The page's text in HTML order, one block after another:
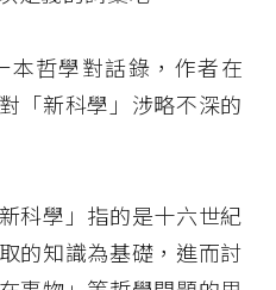
本哲學對話錄，作者在
「新科學」涉略不深的
科學」指的是十六世紀
的知識為基礎，進而討